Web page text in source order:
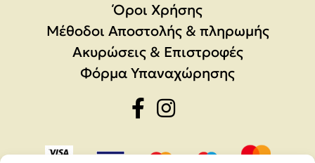
Όροι Χρήσης
Μέθοδοι Αποστολής & πληρωμής
Ακυρώσεις & Επιστροφές
Φόρμα Υπαναχώρησης